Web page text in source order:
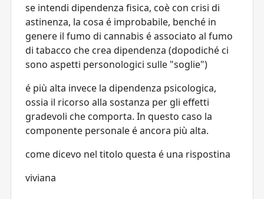
se intendi dipendenza fisica, coè con crisi di
astinenza, la cosa é improbabile, benché in
genere il fumo di cannabis é associato al fumo
di tabacco che crea dipendenza (dopodiché ci
sono aspetti personologici sulle "soglie")
é più alta invece la dipendenza psicologica,
ossia il ricorso alla sostanza per gli effetti
gradevoli che comporta. In questo caso la
componente personale é ancora più alta.
come dicevo nel titolo questa é una rispostina
viviana